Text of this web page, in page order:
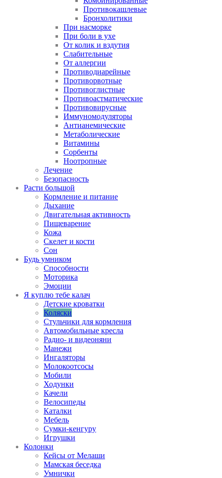
Противокашлевые
Бронхолитики
При насморке
При боли в ухе
От колик и вздутия
Слабительные
От аллергии
Противодиарейные
Противорвотные
Противоглистные
Противоастматические
Противовирусные
Иммуномодуляторы
Антианемические
Метаболические
Витамины
Сорбенты
Ноотропные
Лечение
Безопасность
Расти большой
Кормление и питание
Дыхание
Двигательная активность
Пищеварение
Кожа
Скелет и кости
Сон
Будь умником
Способности
Моторика
Эмоции
Я куплю тебе калач
Детские кроватки
Коляски
Стульчики для кормления
Автомобильные кресла
Радио- и видеоняни
Манежи
Ингаляторы
Молокоотсосы
Мобили
Ходунки
Качели
Велосипеды
Каталки
Мебель
Сумки-кенгуру
Игрушки
Колонки
Кейсы от Мелаши
Мамская беседка
Умнички